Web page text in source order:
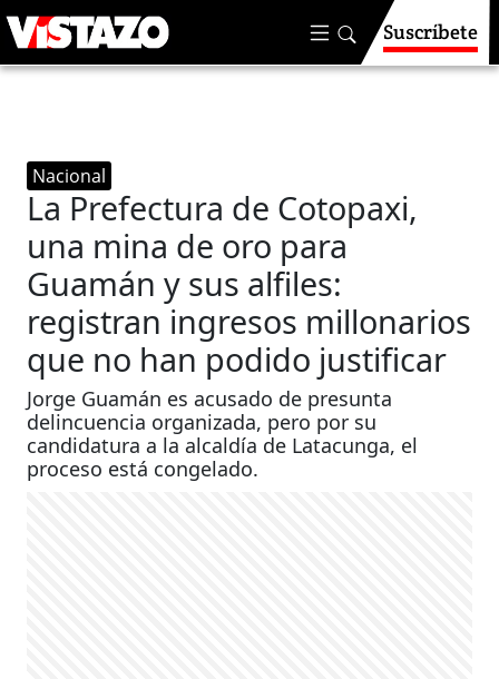
Suscríbete
Nacional
La Prefectura de Cotopaxi,
una mina de oro para
Guamán y sus alfiles:
registran ingresos millonarios
que no han podido justificar
Jorge Guamán es acusado de presunta
delincuencia organizada, pero por su
candidatura a la alcaldía de Latacunga, el
proceso está congelado.